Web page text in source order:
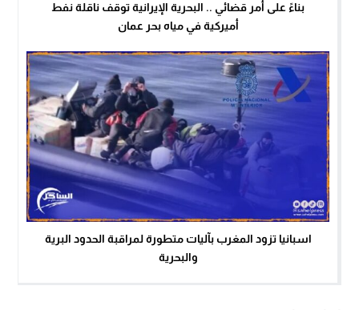
بناءً على أمر قضائي .. البحرية الإيرانية توقف ناقلة نفط
أميركية في مياه بحر عمان
اسبانيا تزود المغرب بآليات متطورة لمراقبة الحدود البرية
والبحرية